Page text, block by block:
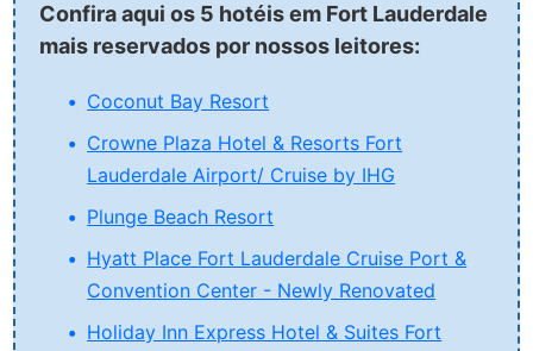
Confira aqui os 5 hotéis em Fort Lauderdale
mais reservados por nossos leitores:
Coconut Bay Resort
Crowne Plaza Hotel & Resorts Fort
Lauderdale Airport/ Cruise by IHG
Plunge Beach Resort
Hyatt Place Fort Lauderdale Cruise Port &
Convention Center - Newly Renovated
Holiday Inn Express Hotel & Suites Fort